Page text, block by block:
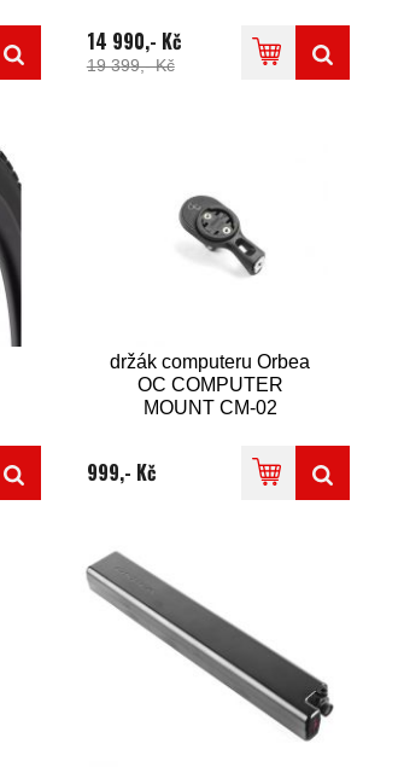
14 990,- Kč
19 399,- Kč
držák computeru Orbea
OC COMPUTER
MOUNT CM-02
999,- Kč